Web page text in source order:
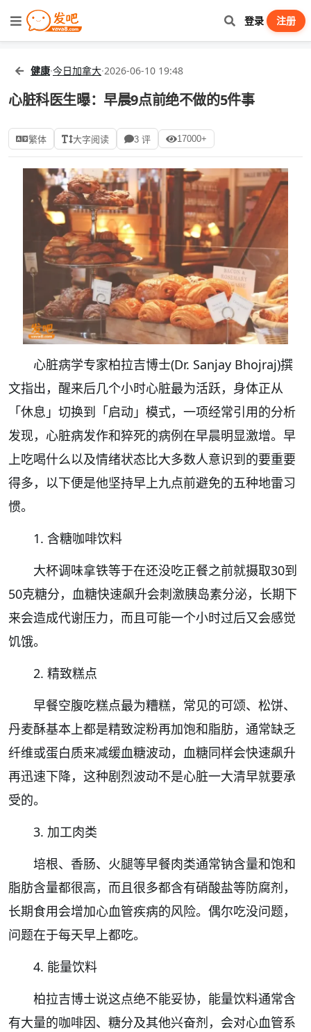
登录 注册
健康·今日加拿大·2026-06-10 19:48
心脏科医生曝：早晨9点前绝不做的5件事
繁体 大字阅读 3 评 17000+
心脏病学专家柏拉吉博士(Dr. Sanjay Bhojraj)撰
文指出，醒来后几个小时心脏最为活跃，身体正从
「休息」切换到「启动」模式，一项经常引用的分析
发现，心脏病发作和猝死的病例在早晨明显激增。早
上吃喝什么以及情绪状态比大多数人意识到的要重要
得多，以下便是他坚持早上九点前避免的五种地雷习
惯。
1. 含糖咖啡饮料
大杯调味拿铁等于在还没吃正餐之前就摄取30到
50克糖分，血糖快速飙升会刺激胰岛素分泌，长期下
来会造成代谢压力，而且可能一个小时过后又会感觉
饥饿。
2. 精致糕点
早餐空腹吃糕点最为糟糕，常见的可颂、松饼、
丹麦酥基本上都是精致淀粉再加饱和脂肪，通常缺乏
纤维或蛋白质来减缓血糖波动，血糖同样会快速飙升
再迅速下降，这种剧烈波动不是心脏一大清早就要承
受的。
3. 加工肉类
培根、香肠、火腿等早餐肉类通常钠含量和饱和
脂肪含量都很高，而且很多都含有硝酸盐等防腐剂，
长期食用会增加心血管疾病的风险。偶尔吃没问题，
问题在于每天早上都吃。
4. 能量饮料
柏拉吉博士说这点绝不能妥协，能量饮料通常含
有大量的咖啡因、糖分及其他兴奋剂，会对心血管系